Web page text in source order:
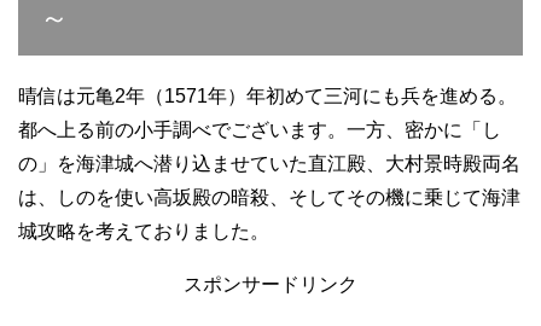
～
晴信は元亀2年（1571年）年初めて三河にも兵を進める。
都へ上る前の小手調べでございます。一方、密かに「し
の」を海津城へ潜り込ませていた直江殿、大村景時殿両名
は、しのを使い高坂殿の暗殺、そしてその機に乗じて海津
城攻略を考えておりました。
スポンサードリンク